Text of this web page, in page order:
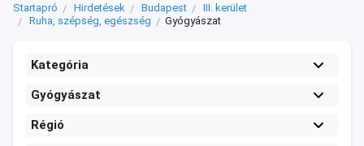
Startapró Hirdetések Budapest
III. kerület
Ruha, szépség, egészség
Gyógyászat
Kategória
Gyógyászat
Régió